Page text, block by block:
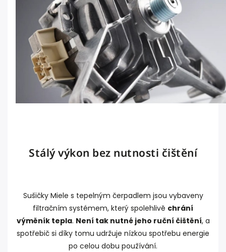
Stálý výkon bez nutnosti čištění
Sušičky Miele s tepelným čerpadlem jsou vybaveny
filtračním systémem, který spolehlivě chrání
výměník tepla. Není tak nutné jeho ruční čištění, a
spotřebič si díky tomu udržuje nízkou spotřebu energie
po celou dobu používání.